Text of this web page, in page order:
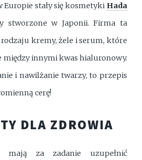
stały się kosmetyki Hada
stworzone w Japonii. Firma ta
kremy, żele i serum, które
między innymi kwas hialuronowy.
i nawilżanie twarzy, to przepis
cerę!
DLA ZDROWIA
mają za zadanie uzupełnić